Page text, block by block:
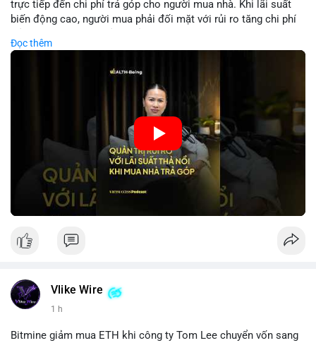
trực tiếp đến chi phí trả góp cho người mua nhà. Khi lãi suất
biến động cao, người mua phải đối mặt với rủi ro tăng chi phí
hướng lãi suất, lựa chọn sản phẩm trả góp có tính bảo hiểm,
đầu tư cần theo dõi chính sách tiền tệ để đưa ra quyết định
🎥 Xem video trực tiếp tại:
Nguồn: VIETSUCCESS
Đọc thêm
Vlike Wire
1 h
Bitmine giảm mua ETH khi công ty Tom Lee chuyển vốn sang